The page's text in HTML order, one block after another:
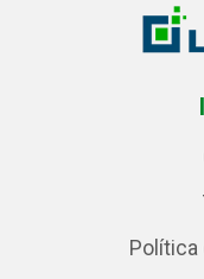
Política